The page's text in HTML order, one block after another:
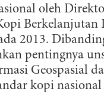
oleh
2013.
pentingnya
Geospasial
kopi